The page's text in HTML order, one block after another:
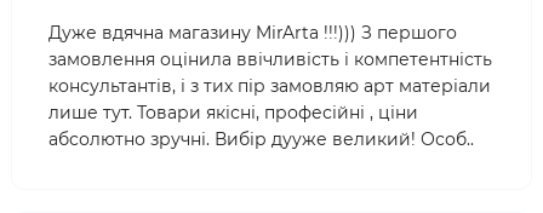
Дуже вдячна магазину MirArta !!!))) З першого
замовлення оцінила ввічливість і компетентність
консультантів, і з тих пір замовляю арт матеріали
лише тут. Товари якісні, професійні , ціни
абсолютно зручні. Вибір дууже великий! Особ..